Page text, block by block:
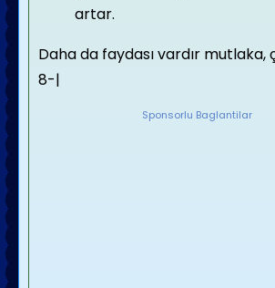
artar.
Daha da faydası vardır mutlaka,
8-|
Sponsorlu Baglantilar